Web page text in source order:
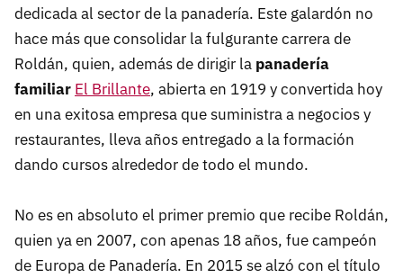
dedicada al sector de la panadería. Este galardón no
hace más que consolidar la fulgurante carrera de
Roldán, quien, además de dirigir la panadería
familiar El Brillante, abierta en 1919 y convertida hoy
en una exitosa empresa que suministra a negocios y
restaurantes, lleva años entregado a la formación
dando cursos alrededor de todo el mundo.
No es en absoluto el primer premio que recibe Roldán,
quien ya en 2007, con apenas 18 años, fue campeón
de Europa de Panadería. En 2015 se alzó con el título